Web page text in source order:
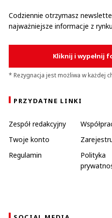
Codziennie otrzymasz
najważniejsze informacje z
Kliknij i wypełnij
* Rezygnacja jest możliwa w każdej
PRZYDATNE LINKI
Zespół redakcyjny
Twoje konto
Regulamin
Polityka